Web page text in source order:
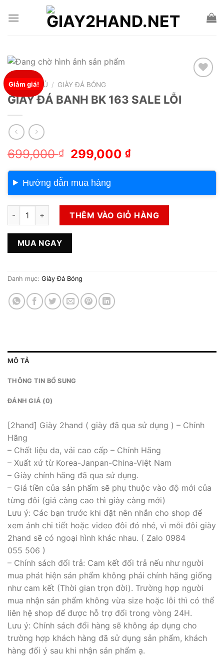
Giảm giá!
Add to wishlist
TRANG CHỦ / GIÀY ĐÁ BÓNG
GIÀY ĐÁ BANH BK 163 SALE LỖI
699,000₫
Giá
là:
699,000 ₫.
299,000₫Giá
Hướng dẫn mua hàng
GIÀY ĐÁ BANH BK 163 SALE LỖI số lượng
THÊM VÀO GIỎ HÀNG
MUA NGAY
Danh mục: Giày Đá Bóng
MÔ TẢ
THÔNG TIN BỔ SUNG
ĐÁNH GIÁ (0)
[2hand] Giày 2hand ( giày đã qua sử dụng ) – Chính
Hãng
– Chất liệu da, vải cao cấp – Chính Hãng
– Xuất xứ từ Korea-Janpan-China-Việt Nam
– Giày chính hãng đã qua sử dụng.
– Giá tiền của sản phẩm sẽ phụ thuộc vào độ mới của
từng đôi (giá càng cao thì giày càng mới)
Lưu ý: Các bạn trước khi đặt nên nhắn cho shop để
xem ảnh chi tiết hoặc video đôi đó nhé, vì mỗi đôi giày
2hand sẽ có ngoại hình khác nhau. ( Zalo 0984
055 506 )
– Chính sách đổi trả: Cam kết đổi trả nếu như người
mua phát hiện sản phẩm không phải chính hãng giống
như cam kết (Thời gian trọn đời). Trường hợp người
mua nhận sản phẩm không vừa size hoặc lỗi thì có thể
liên hệ shop để được hỗ trợ đổi trong vòng 24H.
Lưu ý: Chính sách đổi hàng sẽ không áp dụng cho
trường hợp khách hàng đã sử dụng sản phẩm, khách
hàng đối ý sau khi nhận sản phẩm ạ.